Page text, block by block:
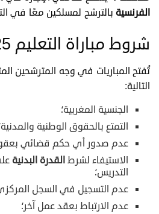
الفرنسية بالترشح لمسلكين معًا في
شروط مباراة التعليم 2025
تُفتح المباريات في وجه المترشحين
التالية:
الجنسية المغربية؛
التمتع بالحقوق الوطنية
عدم صدور أي حكم قضائي
الاستيفاء لشرطالقدرة البدنية
التدريس؛
عدم التسجيل في السجل المركزي
عدم الارتباط بعقد عمل آخر؛